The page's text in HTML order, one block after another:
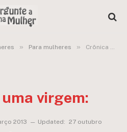
» Para mulheres » Crônica para uma virgem:
virgem:
2013 Updated: 27 outubro